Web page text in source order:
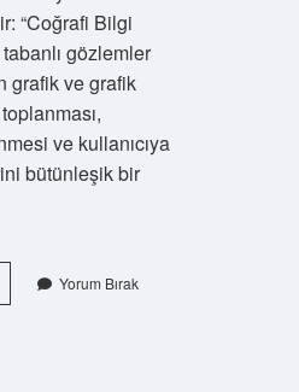
“Coğrafi Bilgi
gözlemler
grafik ve grafik
ve kullanıcıya
bütünleşik bir
Yorum Bırak